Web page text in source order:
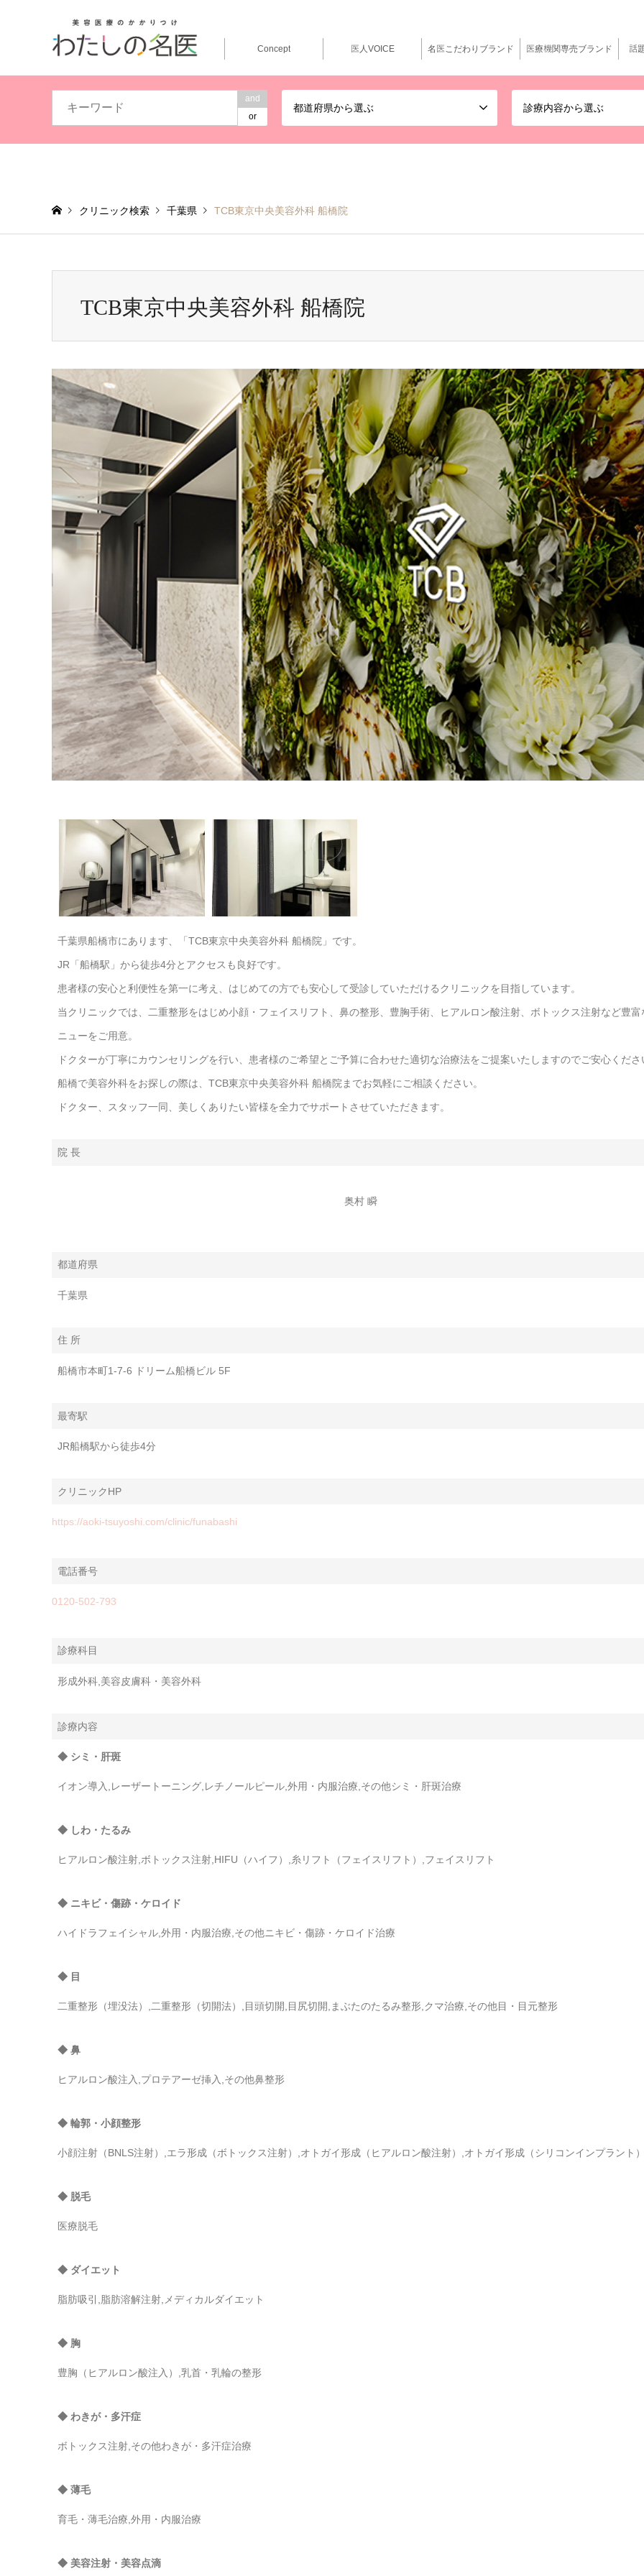
and
or
都道府県から選ぶ 診療内容から選ぶ
Concept 医人VOICE 名医こだわりブランド 医療機関専売ブランド 話
クリニック検索 千葉県 TCB東京中央美容外科 船橋院
TCB東京中央美容外科 船橋院
千葉県船橋市にあります、「TCB東京中央美容外科 船橋院」です。
JR「船橋駅」から徒歩4分とアクセスも良好です。
患者様の安心と利便性を第一に考え、はじめての方でも安心して受診していただけるクリニックを目指しています。
当クリニックでは、二重整形をはじめ小顔・フェイスリフト、鼻の整形、豊胸手術、ヒアルロン酸注射、ボトックス注射など豊富
ニューをご用意。
ドクターが丁寧にカウンセリングを行い、患者様のご希望とご予算に合わせた適切な治療法をご提案いたしますのでご安心くださ
船橋で美容外科をお探しの際は、TCB東京中央美容外科 船橋院までお気軽にご相談ください。
ドクター、スタッフ一同、美しくありたい皆様を全力でサポートさせていただきます。
院 長
奥村 瞬
都道府県
千葉県
住 所
船橋市本町1-7-6 ドリーム船橋ビル 5F
最寄駅
JR船橋駅から徒歩4分
クリニックHP
https://aoki-tsuyoshi.com/clinic/funabashi
電話番号
0120-502-793
診療科目
形成外科,美容皮膚科・美容外科
診療内容
◆ シミ・肝斑
イオン導入,レーザートーニング,レチノールピール,外用・内服治療,その他シミ・肝斑治療
◆ しわ・たるみ
ヒアルロン酸注射,ボトックス注射,HIFU（ハイフ）,糸リフト（フェイスリフト）,フェイスリフト
◆ ニキビ・傷跡・ケロイド
ハイドラフェイシャル,外用・内服治療,その他ニキビ・傷跡・ケロイド治療
◆ 目
二重整形（埋没法）,二重整形（切開法）,目頭切開,目尻切開,まぶたのたるみ整形,クマ治療,その他目・目元整形
◆ 鼻
ヒアルロン酸注入,プロテアーゼ挿入,その他鼻整形
◆ 輪郭・小顔整形
小顔注射（BNLS注射）,エラ形成（ボトックス注射）,オトガイ形成（ヒアルロン酸注射）,オトガイ形成（シリコンインプラント）
◆ 脱毛
医療脱毛
◆ ダイエット
脂肪吸引,脂肪溶解注射,メディカルダイエット
◆ 胸
豊胸（ヒアルロン酸注入）,乳首・乳輪の整形
◆ わきが・多汗症
ボトックス注射,その他わきが・多汗症治療
◆ 薄毛
育毛・薄毛治療,外用・内服治療
◆ 美容注射・美容点滴